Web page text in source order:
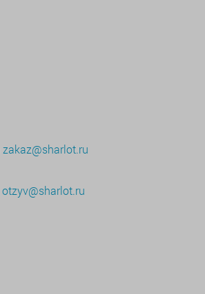
zakaz@sharlot.ru
otzyv@sharlot.ru